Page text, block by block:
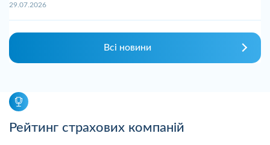
29.07.2026
Всі новини
Рейтинг страхових компаній